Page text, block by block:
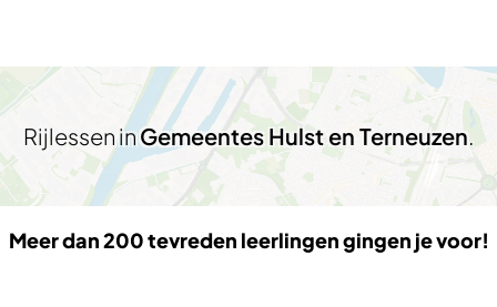
Rijlessen inGemeentes Hulst en Terneuzen.
Meer dan 200 tevreden leerlingen gingen je voor!